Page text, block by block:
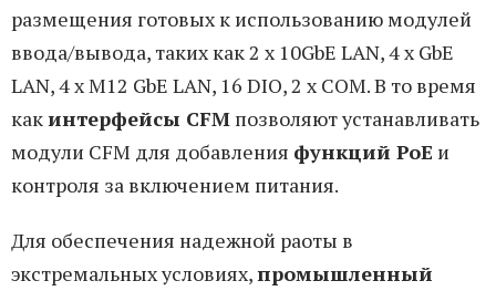
размещения готовых к использованию модулей
ввода/вывода, таких как 2 x 10GbE LAN, 4 x GbE
LAN, 4 x M12 GbE LAN, 16 DIO, 2 x COM. В то время
какинтерфейсы CFM позволяют устанавливать
модули CFM для добавления функций PoE и
контроля за включением питания.
Для обеспечения надежной раоты в
экстремальных условиях,промышленный